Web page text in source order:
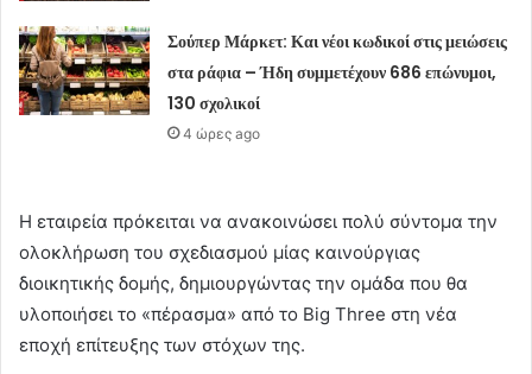
Σούπερ Μάρκετ: Και νέοι κωδικοί στις μειώσεις
στα ράφια – Ήδη συμμετέχουν 686 επώνυμοι,
130 σχολικοί
4 ώρες ago
Η εταιρεία πρόκειται να ανακοινώσει πολύ σύντομα την
ολοκλήρωση του σχεδιασμού μίας καινούργιας
διοικητικής δομής, δημιουργώντας την ομάδα που θα
υλοποιήσει το «πέρασμα» από το Big Three στη νέα
εποχή επίτευξης των στόχων της.